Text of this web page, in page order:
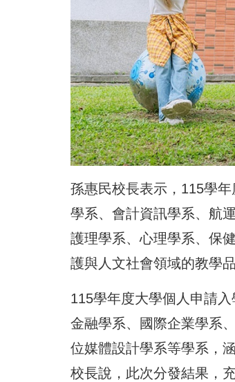
孫惠民校長表示，115學
學系、會計資訊學系、航
護理學系、心理學系、保
護與人文社會領域的教學
115學年度大學個人申請
金融學系、國際企業學系
位媒體設計學系等學系，
校長說，此次分發結果，